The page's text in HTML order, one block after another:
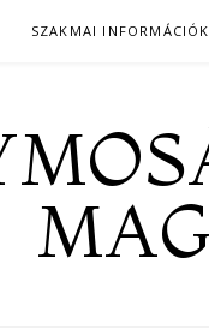
SZAKMAI INFORMÁCIÓK